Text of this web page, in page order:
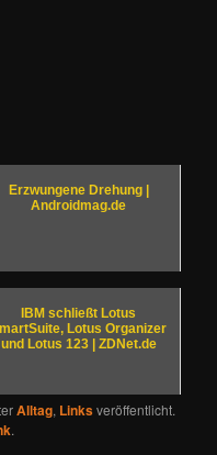
Erzwungene Drehung |
Androidmag.de
IBM schließt Lotus
Lotus Organizer
und Lotus 123 | ZDNet.de
Alltag, Linksveröffentlicht.
.